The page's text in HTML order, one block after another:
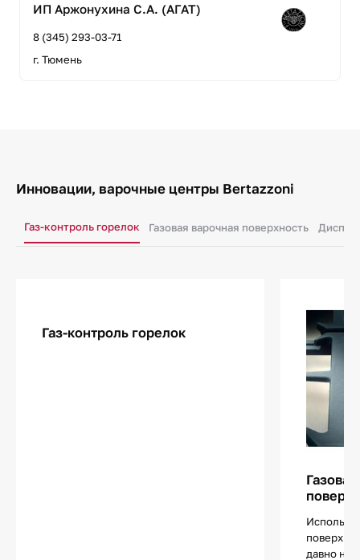
ИП Аржонухина С.А. (АГАТ)
8 (345) 293-03-71
г. Тюмень
Инновации, варочные центры Bertazzoni
Газ-контроль горелок Газовая варочная поверхность
Газ-контроль горелок
давно не